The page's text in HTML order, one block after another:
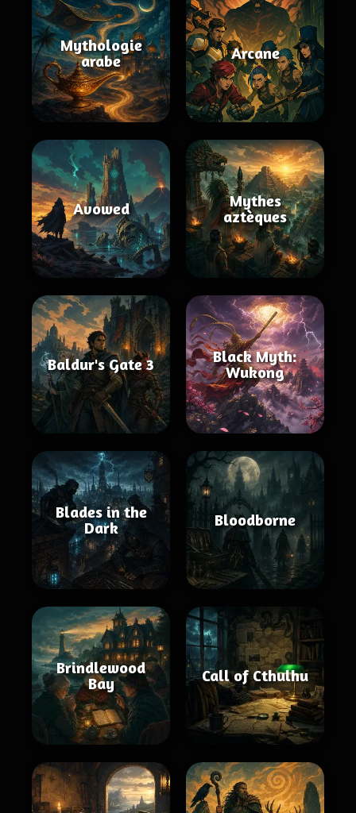
Mythologie
arabe
Arcane
Avowed
Mythes
aztèques
Baldur's Gate 3
Black Myth:
Wukong
Blades in the
Dark
Bloodborne
Brindlewood
Bay
Call of Cthulhu